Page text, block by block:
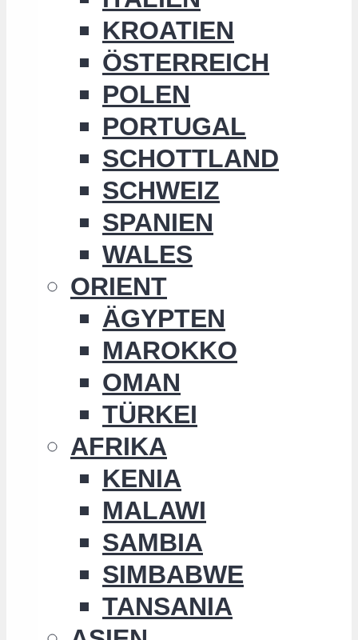
KROATIEN
ÖSTERREICH
POLEN
PORTUGAL
SCHOTTLAND
SCHWEIZ
SPANIEN
WALES
ORIENT
ÄGYPTEN
MAROKKO
OMAN
TÜRKEI
AFRIKA
KENIA
MALAWI
SAMBIA
SIMBABWE
TANSANIA